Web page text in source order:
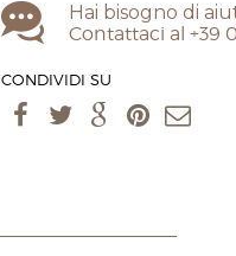
Hai bisogno di
Contattaci al +39
CONDIVIDI SU